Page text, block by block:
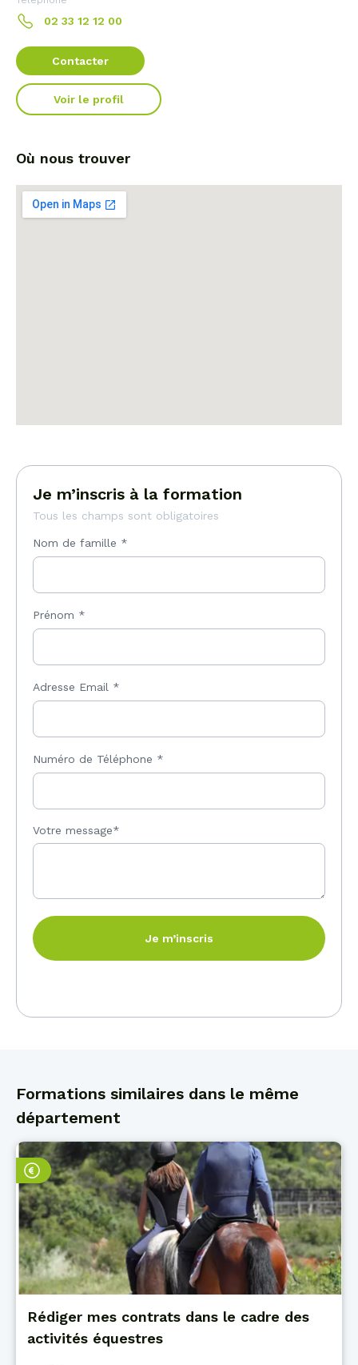
02 33 12 12 00
Contacter
Voir le profil
Où nous trouver
Je m’inscris à la formation
Tous les champs sont obligatoires
Nom de famille *
Prénom *
Adresse Email *
Numéro de Téléphone *
Votre message*
Je m’inscris
Formations similaires dans le même
département
Rédiger mes contrats dans le cadre des
activités équestres